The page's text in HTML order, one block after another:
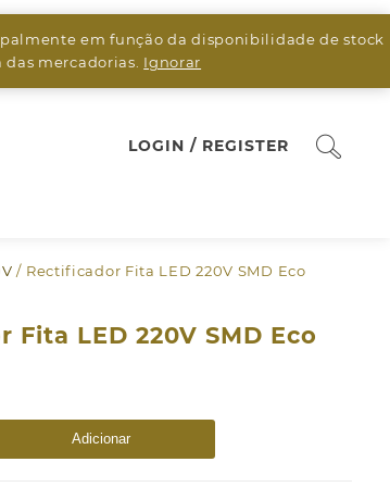
em função da disponibilidade de stock
mercadorias. Ignorar
LOGIN / REGISTER
/ Rectificador Fita LED 220V SMD Eco
Fita LED 220V SMD Eco
Adicionar